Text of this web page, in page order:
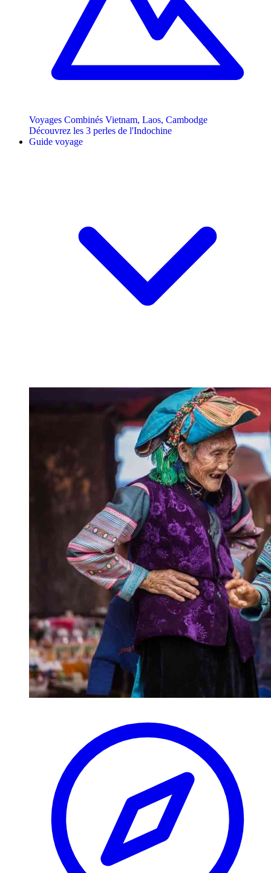
Voyages Combinés Vietnam, Laos, Cambodge
Découvrez les 3 perles de l'Indochine
Guide voyage